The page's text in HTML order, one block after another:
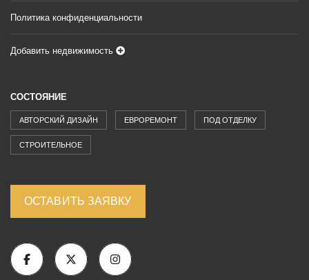
Политика конфиденциальности
Добавить недвижимость
СОСТОЯНИЕ
АВТОРСКИЙ ДИЗАЙН ЕВРОРЕМОНТ ПОД ОТДЕЛКУ
СТРОИТЕЛЬНОЕ
ОСТАВИТЬ ЗАЯВКУ